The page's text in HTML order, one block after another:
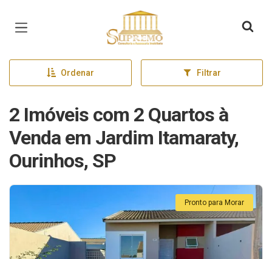
Página inicial
Ordenar Filtrar
2 Imóveis com 2 Quartos à
Venda em Jardim Itamaraty,
Ourinhos, SP
Pronto para Morar